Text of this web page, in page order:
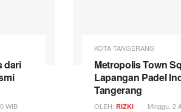
dari
WIB
KOTA TANGERANG
Metropolis Town
Lapangan Padel
Tangerang
OLEH: RIZKI Minggu, 2